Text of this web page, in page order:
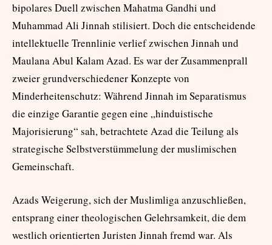
bipolares Duell zwischen Mahatma Gandhi und
Muhammad Ali Jinnah stilisiert. Doch die entscheidende
intellektuelle Trennlinie verlief zwischen Jinnah und
Maulana Abul Kalam Azad. Es war der Zusammenprall
zweier grundverschiedener Konzepte von
Minderheitenschutz: Während Jinnah im Separatismus
die einzige Garantie gegen eine „hinduistische
Majorisierung“ sah, betrachtete Azad die Teilung als
strategische Selbstverstümmelung der muslimischen
Gemeinschaft.
Azads Weigerung, sich der Muslimliga anzuschließen,
entsprang einer theologischen Gelehrsamkeit, die dem
westlich orientierten Juristen Jinnah fremd war. Als